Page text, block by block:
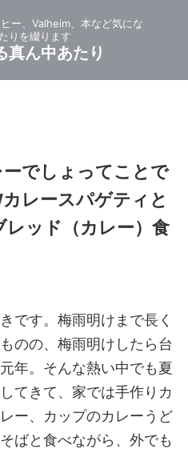
ー、Valheim、本など気にな
りを綴ります
真ん中あたり
ーでしょってことで
レースパゲティと
ッド（カレー）食
です。梅雨明けまで長く
のの、梅雨明けしたら台
年。そんな熱い中でも夏
てきて、家では手作りカ
ー、カップのカレーうど
ばと食べながら、外でも